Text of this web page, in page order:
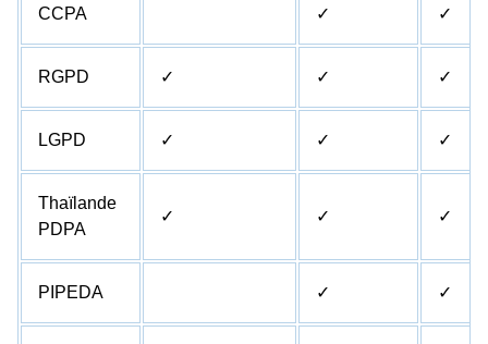
CCPA ✓ ✓
RGPD ✓ ✓ ✓
LGPD ✓ ✓ ✓
Thaïlande
PDPA
✓ ✓ ✓
PIPEDA ✓ ✓